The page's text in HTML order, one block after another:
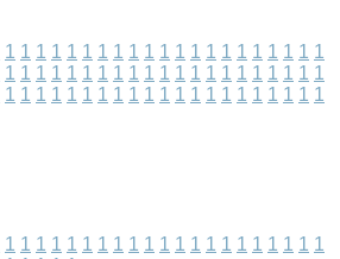
1 1 1 1 1 1 1 1 1 1 1 1 1 1 1 1 1 1 1 1 1
1 1 1 1 1 1 1 1 1 1 1 1 1 1 1 1 1 1 1 1 1
1 1 1 1 1 1 1 1 1 1 1 1 1 1 1 1 1 1 1 1 1
1 1 1 1 1 1 1 1 1 1 1 1 1 1 1 1 1 1 1 1 1